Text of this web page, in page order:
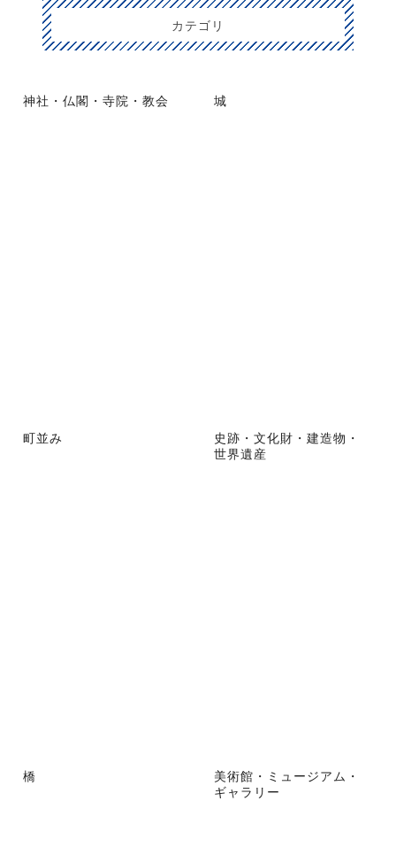
カテゴリ
神社・仏閣・寺院・教会 城
町並み
史跡・文化財・建造物・
世界遺産
橋
美術館・ミュージアム・
ギャラリー